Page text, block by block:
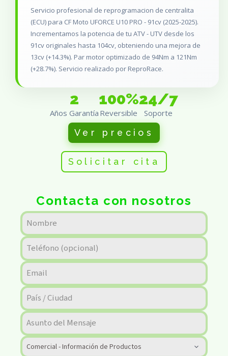
Servicio profesional de reprogramacion de centralita
(ECU) para CF Moto UFORCE U10 PRO - 91cv (2025-2025).
Incrementamos la potencia de tu ATV - UTV desde los
91cv originales hasta 104cv, obteniendo una mejora de
13cv (+14.3%). Par motor optimizado de 94Nm a 121Nm
(+28.7%). Servicio realizado por ReproRace.
2
Años Garantía
100%
Reversible
24/7
Soporte
Ver precios
Solicitar cita
Contacta con nosotros